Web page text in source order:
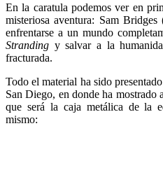
En la caratula podemos ver en
misteriosa aventura: Sam
enfrentarse a un mundo
Stranding y salvar a la
fracturada.
Todo el material ha sido
San Diego, en donde ha mostrado
que será la caja metálica de la
mismo: